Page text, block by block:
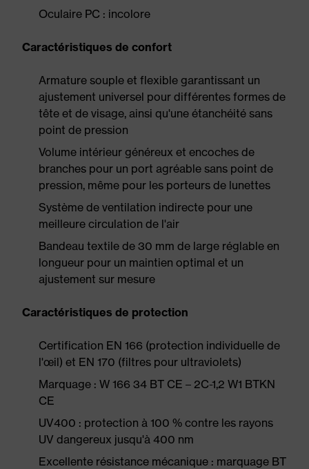
Oculaire PC : incolore
Caractéristiques de confort
Armature souple et flexible garantissant un
ajustement universel pour différentes formes de
tête et de visage, ainsi qu'une étanchéité sans
point de pression
Volume intérieur généreux et encoches de
branches pour un port agréable sans point de
pression, même pour les porteurs de lunettes
Système de ventilation indirecte pour une
meilleure circulation de l'air
Bandeau textile de 30 mm de large réglable en
longueur pour un maintien optimal et un
ajustement sur mesure
Caractéristiques de protection
Certification EN 166 (protection individuelle de
l'œil) et EN 170 (filtres pour ultraviolets)
Marquage : W 166 34 BT CE – 2C-1,2 W1 BTKN
CE
UV400 : protection à 100 % contre les rayons
UV dangereux jusqu'à 400 nm
Excellente résistance mécanique : marquage BT